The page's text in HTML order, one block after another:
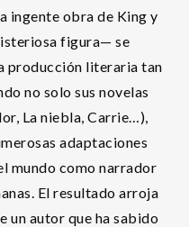
ingente obra de King y
figura— se
producción literaria tan
no solo sus novelas
La niebla, Carrie…),
adaptaciones
mundo como narrador
El resultado arroja
un autor que ha sabido